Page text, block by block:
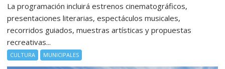
La programación incluirá estrenos cinematográficos,
presentaciones literarias, espectáculos musicales,
recorridos guiados, muestras artísticas y propuestas
recreativas...
CULTURA MUNICIPALES